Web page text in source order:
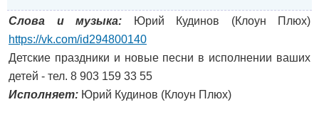
Слова и музыка: Юрий Кудинов (Клоун Плюх)
https://vk.com/id294800140
Детские праздники и новые песни в исполнении ваших
детей - тел. 8 903 159 33 55
Исполняет: Юрий Кудинов (Клоун Плюх)